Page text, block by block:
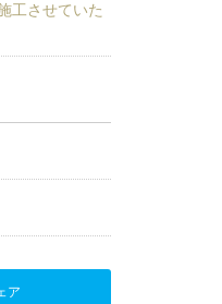
工させていた
ア